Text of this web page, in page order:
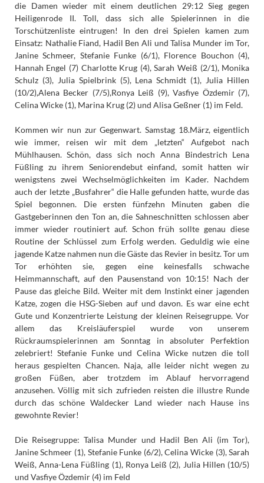
die Damen wieder mit einem deutlichen 29:12 Sieg gegen
Heiligenrode II. Toll, dass sich alle Spielerinnen in die
Torschützenliste eintrugen! In den drei Spielen kamen zum
Einsatz: Nathalie Fiand, Hadil Ben Ali und Talisa Munder im Tor,
Janine Schmeer, Stefanie Funke (6/1), Florence Bouchon (4),
Hannah Engel (7) Charlotte Krug (4), Sarah Weiß (2/1), Monika
Schulz (3), Julia Spielbrink (5), Lena Schmidt (1), Julia Hillen
(10/2),Alena Becker (7/5),Ronya Leiß (9), Vasfiye Özdemir (7),
Celina Wicke (1), Marina Krug (2) und Alisa Geßner (1) im Feld.
Kommen wir nun zur Gegenwart. Samstag 18.März, eigentlich
wie immer, reisen wir mit dem „letzten“ Aufgebot nach
Mühlhausen. Schön, dass sich noch Anna Bindestrich Lena
Füßling zu ihrem Seniorendebut einfand, somit hatten wir
wenigstens zwei Wechselmöglichkeiten im Kader. Nachdem
auch der letzte „Busfahrer“ die Halle gefunden hatte, wurde das
Spiel begonnen. Die ersten fünfzehn Minuten gaben die
Gastgeberinnen den Ton an, die Sahneschnitten schlossen aber
immer wieder routiniert auf. Schon früh sollte genau diese
Routine der Schlüssel zum Erfolg werden. Geduldig wie eine
jagende Katze nahmen nun die Gäste das Revier in besitz. Tor um
Tor erhöhten sie, gegen eine keinesfalls schwache
Heimmannschaft, auf den Pausenstand von 10:15! Nach der
Pause das gleiche Bild. Weiter mit dem Instinkt einer jagenden
Katze, zogen die HSG-Sieben auf und davon. Es war eine echt
Gute und Konzentrierte Leistung der kleinen Reisegruppe. Vor
allem das Kreisläuferspiel wurde von unserem
Rückraumspielerinnen am Sonntag in absoluter Perfektion
zelebriert! Stefanie Funke und Celina Wicke nutzen die toll
heraus gespielten Chancen. Naja, alle leider nicht wegen zu
großen Füßen, aber trotzdem im Ablauf hervorragend
anzusehen. Völlig mit sich zufrieden reisten die illustre Runde
durch das schöne Waldecker Land wieder nach Hause ins
gewohnte Revier!
Die Reisegruppe: Talisa Munder und Hadil Ben Ali (im Tor),
Janine Schmeer (1), Stefanie Funke (6/2), Celina Wicke (3), Sarah
Weiß, Anna-Lena Füßling (1), Ronya Leiß (2), Julia Hillen (10/5)
und Vasfiye Özdemir (4) im Feld